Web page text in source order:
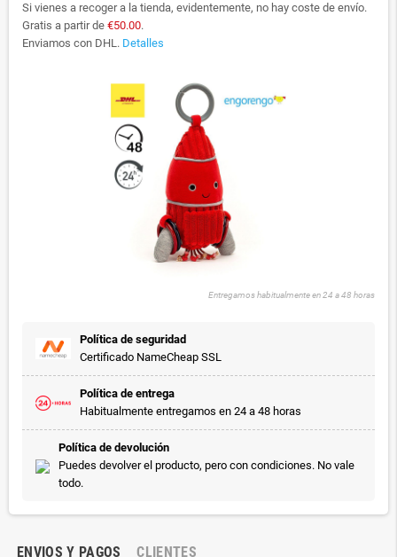
Si vienes a recoger a la tienda, evidentemente, no hay coste de envío.
Gratis a partir de €50.00.
Enviamos con DHL. Detalles
Entregamos habitualmente en 24 a 48 horas
Política de seguridad
Certificado NameCheap SSL
Política de entrega
Habitualmente entregamos en 24 a 48 horas
Política de devolución
Puedes devolver el producto, pero con condiciones. No vale
todo.
ENVIOS Y PAGOS CLIENTES